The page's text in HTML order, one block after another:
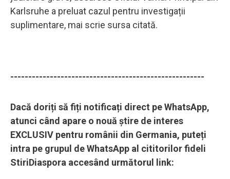
Karlsruhe a preluat cazul pentru investigații
suplimentare, mai scrie sursa citată.
------------------------------------------------------
Dacă doriți să fiți notificați direct pe WhatsApp,
atunci când apare o nouă știre de interes
EXCLUSIV pentru românii din Germania, puteți
intra pe grupul de WhatsApp al cititorilor fideli
StiriDiaspora accesând următorul link: